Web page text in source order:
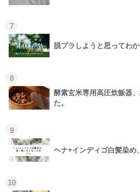
7
脱プラしようと思ってわ
8
酵素玄米専用高圧炊飯器
た。
9
ヘナ+インディゴ白髪染め
10